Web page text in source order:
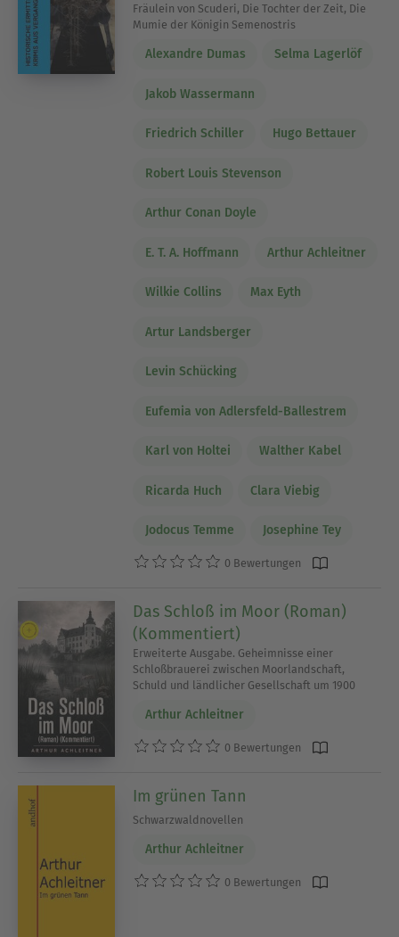
Fräulein von Scuderi, Die Tochter der Zeit, Die
Mumie der Königin Semenostris
Alexandre Dumas Selma Lagerlöf
Jakob Wassermann
Friedrich Schiller Hugo Bettauer
Robert Louis Stevenson
Arthur Conan Doyle
E. T. A. Hoffmann Arthur Achleitner
Wilkie Collins Max Eyth
Artur Landsberger
Levin Schücking
Eufemia von Adlersfeld-Ballestrem
Karl von Holtei Walther Kabel
Ricarda Huch Clara Viebig
Jodocus Temme Josephine Tey
0 Bewertungen
Das Schloß im Moor (Roman)
(Kommentiert)
Erweiterte Ausgabe. Geheimnisse einer
Schloßbrauerei zwischen Moorlandschaft,
Schuld und ländlicher Gesellschaft um 1900
Arthur Achleitner
0 Bewertungen
Im grünen Tann
Schwarzwaldnovellen
Arthur Achleitner
0 Bewertungen